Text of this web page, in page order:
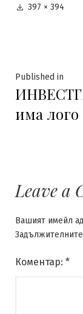
Full397 × 394
Published in
има лого
Leave a
Вашият имейл
Коментар: *